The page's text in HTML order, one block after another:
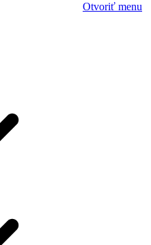
Otvoriť menu